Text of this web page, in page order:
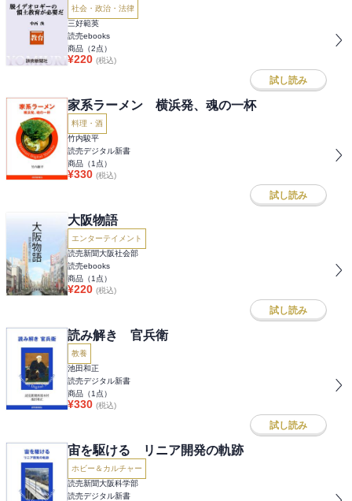
社会・政治・法律
三好範英
読売ebooks
商品（2点）
¥220 (税込)
試し読み
家系ラーメン 横浜発、魂の一杯
料理・酒
竹内駿平
読売デジタル新書
商品（1 点）
¥330 (税込)
試し読み
大阪物語
エンターテイメント
読売新聞大阪社会部
読売ebooks
商品（1 点）
¥220 (税込)
試し読み
読み解き 官兵衛
教養
池田和正
読売デジタル新書
商品（1 点）
¥330 (税込)
試し読み
宙を駆ける リニア開発の軌跡
ホビー＆カルチャー
読売新聞大阪科学部
読売デジタル新書